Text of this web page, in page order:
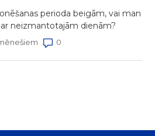
perioda beigām, vai man
neizmantotajām dienām?
recent activity